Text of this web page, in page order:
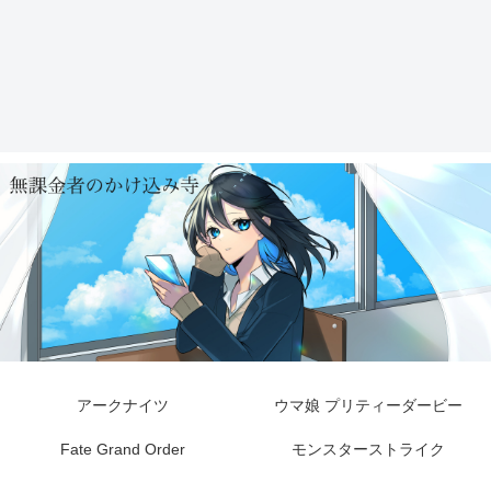
アークナイツ ウマ娘 プリティーダービー
Fate Grand Order モンスターストライク